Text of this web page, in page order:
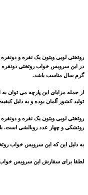
روتختی لویی ویتون یک نفره و
در این سرویس خواب روتختی دونفره
گرم سال مناسب باشد.
از جمله مزایای این پارچه می
تولید کشور آلمان بوده و به دلیل
روتختی لویی ویتون یک نفره و
روتشکی و چهار عدد روبالشی است.
به دلیل این که این سرویس خواب
لطفا برای سفارش این سرویس